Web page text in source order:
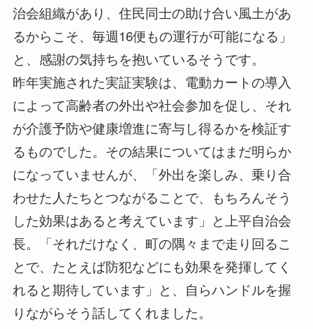
治会組織があり、住民同士の助け合い風土があ
るからこそ、毎週16便もの運行が可能になる」
と、感謝の気持ちを抱いているそうです。
昨年実施された実証実験は、電動カートの導入
によって高齢者の外出や社会参加を促し、それ
が介護予防や健康増進に寄与し得るかを検証す
るものでした。その結果についてはまだ明らか
になっていませんが、「外出を楽しみ、乗り合
わせた人たちとつながることで、もちろんそう
した効果はあると考えています」と上平自治会
長。「それだけなく、町の隅々まで走り回るこ
とで、たとえば防犯などにも効果を発揮してく
れると期待しています」と、自らハンドルを握
りながらそう話してくれました。